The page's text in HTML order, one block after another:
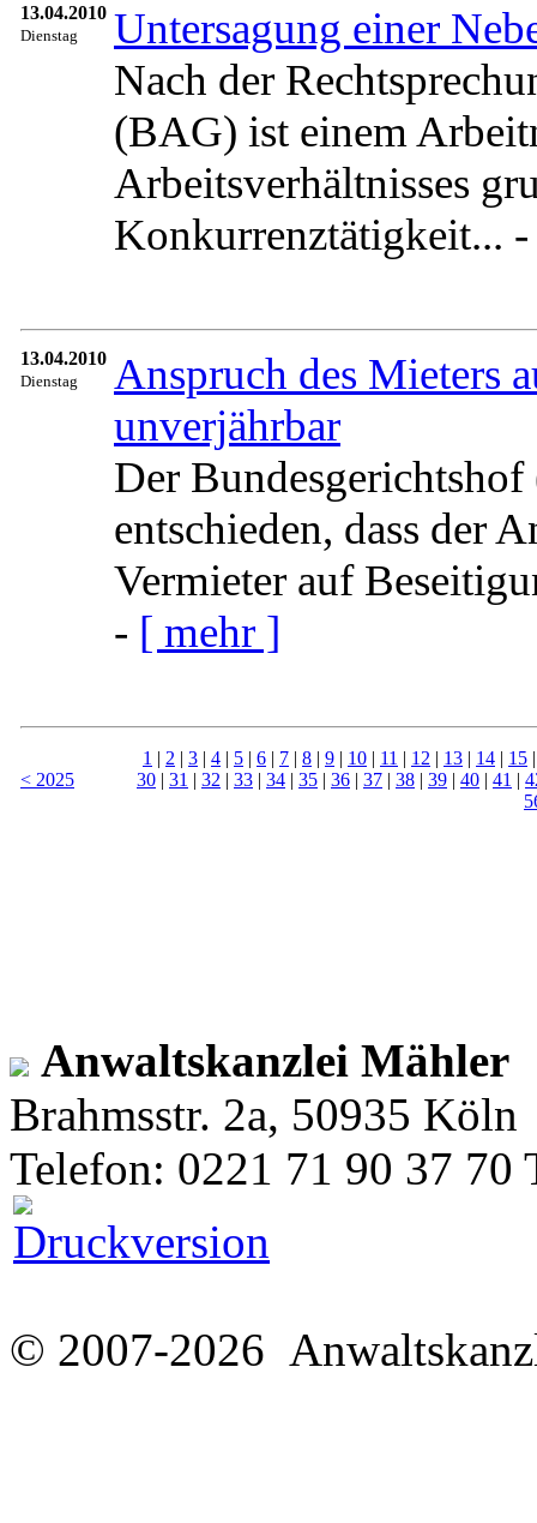
13.04.2010
Dienstag
Untersagung einer
Nach der
(BAG) ist einem
Arbeitsverhältnisses
Konkurrenztätigkeit...
13.04.2010
Dienstag
Anspruch des Mieters
unverjährbar
Der
entschieden, dass der
Vermieter auf
- [ mehr ]
< 2025
1 | 2 | 3 | 4 | 5 | 6 | 7 | 8 | 9 | 10 | 11 | 12 | 13 | 14 | 15
30 | 31 | 32 | 33 | 34 | 35 | 36 | 37 | 38 | 39 | 40 | 41 |
Anwaltskanzlei Mähler
Brahmsstr. 2a, 50935 Köln
Telefon: 0221 71 90 37 70
© 2007-2026